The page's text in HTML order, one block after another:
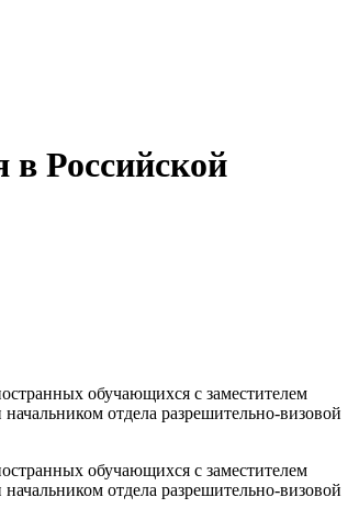
Российской
обучающихся с заместителем
отдела разрешительно-визовой
обучающихся с заместителем
отдела разрешительно-визовой